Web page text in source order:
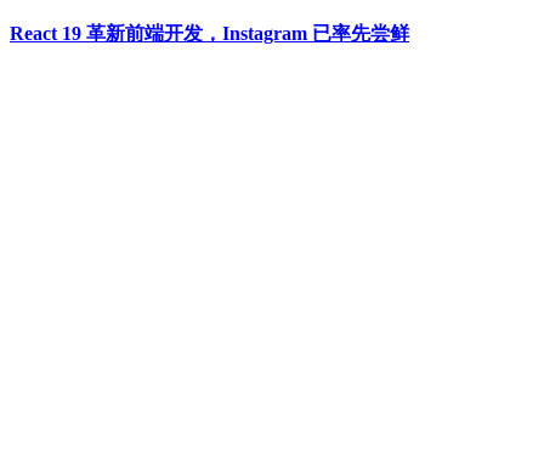
React 19 革新前端开发，Instagram 已率先尝鲜